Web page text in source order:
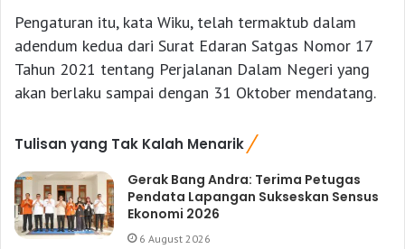
Pengaturan itu, kata Wiku, telah termaktub dalam
adendum kedua dari Surat Edaran Satgas Nomor 17
Tahun 2021 tentang Perjalanan Dalam Negeri yang
akan berlaku sampai dengan 31 Oktober mendatang.
Tulisan yang Tak Kalah Menarik
Gerak Bang Andra: Terima Petugas
Pendata Lapangan Sukseskan Sensus
Ekonomi 2026
6 August 2026